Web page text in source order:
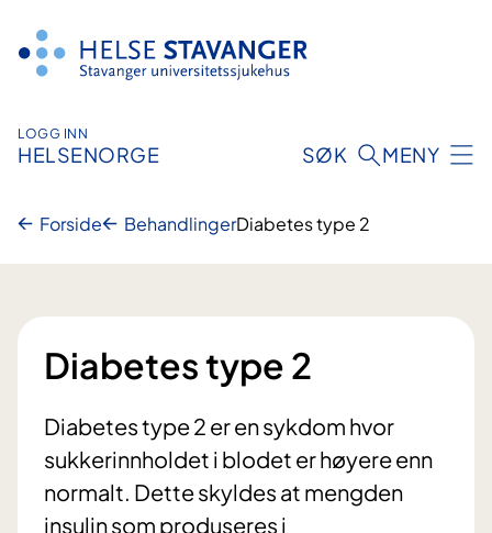
innhold
LOGG INN
HELSENORGE SØK MENY
Forside BehandlingerDiabetes type 2
Diabetes type 2
Diabetes type 2 er en sykdom hvor
sukkerinnholdet i blodet er høyere enn
normalt. Dette skyldes at mengden
insulin som produseres i